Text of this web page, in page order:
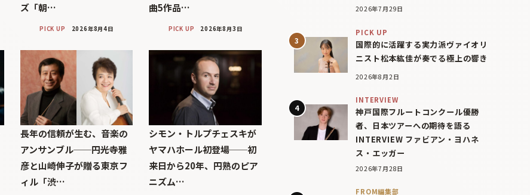
ズ「朝…
PICK UP 2026年8月4日
曲5作品…
PICK UP 2026年8月3日
長年の信頼が生む、音楽の
アンサンブル──円光寺雅
彦と山崎伸子が贈る東京フ
ィル「渋…
シモン・トルプチェスキが
ヤマハホール初登場──初
来日から20年、円熟のピア
ニズム…
2026年7月29日
PICK UP
国際的に活躍する実力派ヴァイオリ
ニスト松本紘佳が奏でる極上の響き
2026年8月2日
INTERVIEW
神戸国際フルートコンクール優勝
者、日本ツアーへの期待を語る
INTERVIEW ファビアン・ヨハネ
ス・エッガー
2026年7月28日
FROM編集部